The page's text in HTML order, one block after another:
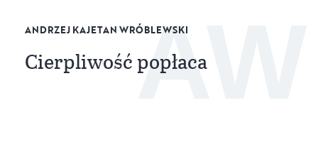
ANDRZEJ KAJETAN WRÓBLEWSKI
Cierpliwość popłaca
AW